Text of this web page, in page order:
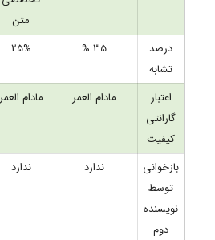
متن
درصد
تشابه
35 %
25%
اعتبار
گارانتی
کیفیت
مادام العمر مادام العمر
بازخوانی
توسط
نویسنده
دوم
ندارد ندارد